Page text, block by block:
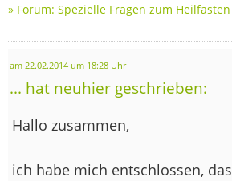
» Forum: Spezielle Fragen zum Heilfasten
am 22.02.2014 um 18:28 Uhr
... hat neuhier geschrieben:
Hallo zusammen,
ich habe mich entschlossen, das